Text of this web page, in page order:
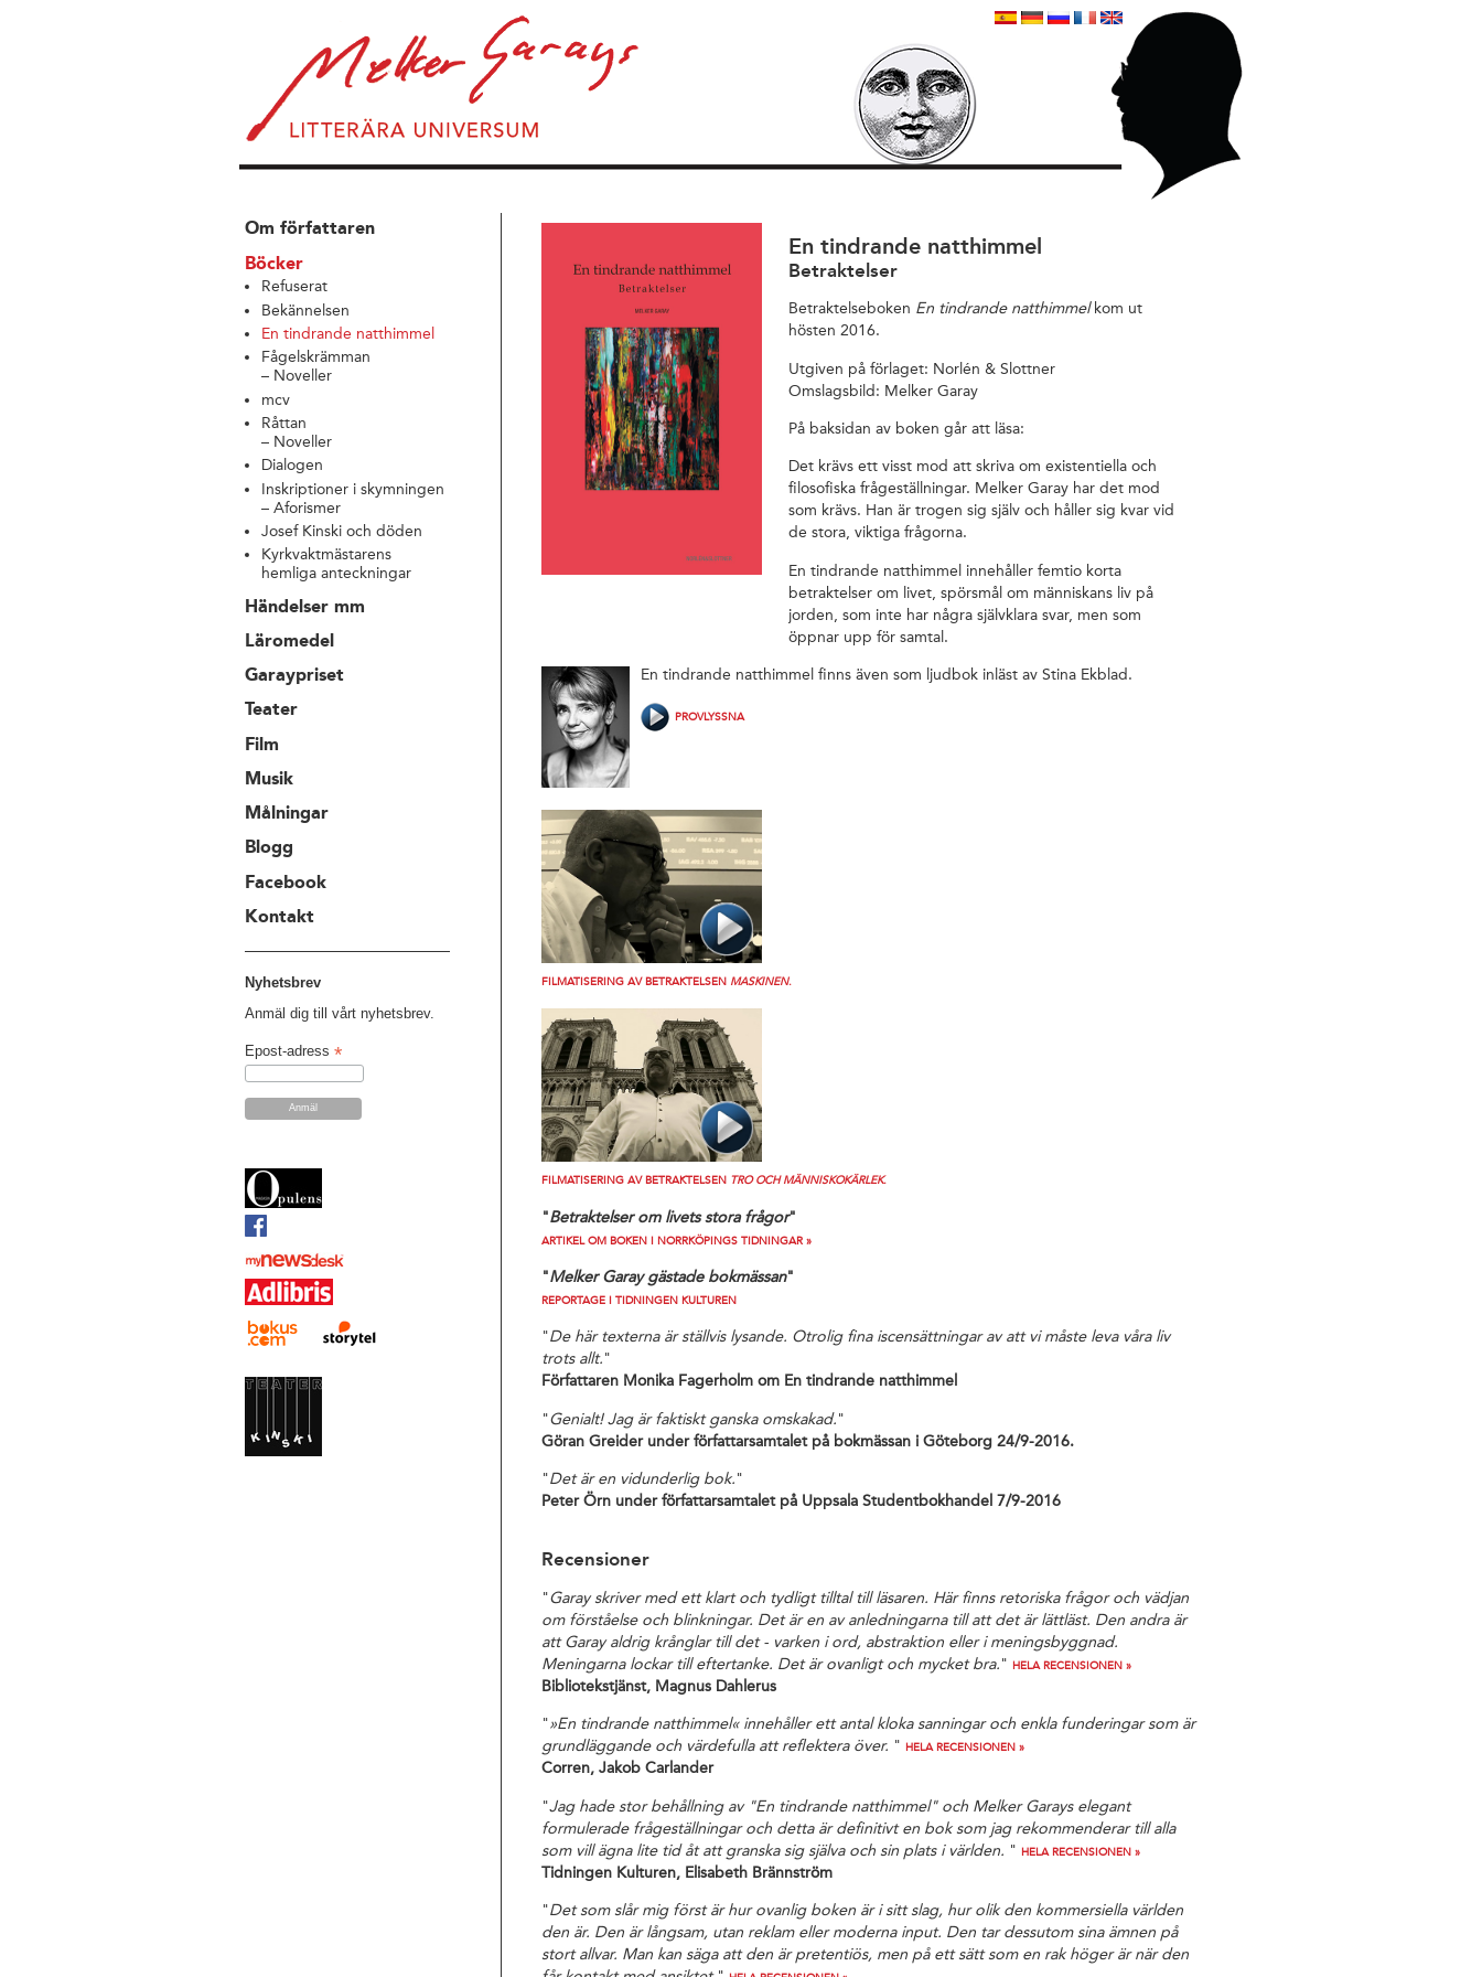
Om författaren
Böcker
Refuserat
Bekännelsen
En tindrande natthimmel
Fågelskrämman
– Noveller
mcv
Råttan
– Noveller
Dialogen
Inskriptioner i skymningen
– Aforismer
Josef Kinski och döden
Kyrkvaktmästarens
hemliga anteckningar
Händelser mm
Läromedel
Garaypriset
Teater
Film
Musik
Målningar
Blogg
Facebook
Kontakt
Nyhetsbrev
Anmäl dig till vårt nyhetsbrev.
Epost-adress *
En tindrande natthimmel
Betraktelser
Betraktelseboken En tindrande natthimmelkom ut
hösten 2016.
Utgiven på förlaget: Norlén & Slottner
Omslagsbild: Melker Garay
På baksidan av boken går att läsa:
Det krävs ett visst mod att skriva om existentiella och
filosofiska frågeställningar. Melker Garay har det mod
som krävs. Han är trogen sig själv och håller sig kvar vid
de stora, viktiga frågorna.
En tindrande natthimmel innehåller femtio korta
betraktelser om livet, spörsmål om människans liv på
jorden, som inte har några självklara svar, men som
öppnar upp för samtal.
En tindrande natthimmel finns även som ljudbok inläst av Stina Ekblad.
PROVLYSSNA
FILMATISERING AV BETRAKTELSEN MASKINEN.
FILMATISERING AV BETRAKTELSEN TRO OCH MÄNNISKOKÄRLEK.
"Betraktelser om livets stora frågor"
ARTIKEL OM BOKEN I NORRKÖPINGS TIDNINGAR »
"Melker Garay gästade bokmässan"
REPORTAGE I TIDNINGEN KULTUREN
"De här texterna är ställvis lysande. Otrolig fina iscensättningar av att vi måste leva våra liv
trots allt."
Författaren Monika Fagerholm om En tindrande natthimmel
"Genialt! Jag är faktiskt ganska omskakad."
Göran Greider under författarsamtalet på bokmässan i Göteborg 24/9-2016.
"Det är en vidunderlig bok."
Peter Örn under författarsamtalet på Uppsala Studentbokhandel 7/9-2016
Recensioner
"Garay skriver med ett klart och tydligt tilltal till läsaren. Här finns retoriska frågor och vädjan
om förståelse och blinkningar. Det är en av anledningarna till att det är lättläst. Den andra är
att Garay aldrig krånglar till det - varken i ord, abstraktion eller i meningsbyggnad.
Meningarna lockar till eftertanke. Det är ovanligt och mycket bra." HELA RECENSIONEN »
Bibliotekstjänst, Magnus Dahlerus
"»En tindrande natthimmel« innehåller ett antal kloka sanningar och enkla funderingar som är
grundläggande och värdefulla att reflektera över. " HELA RECENSIONEN »
Corren, Jakob Carlander
"Jag hade stor behållning av "En tindrande natthimmel" och Melker Garays elegant
formulerade frågeställningar och detta är definitivt en bok som jag rekommenderar till alla
som vill ägna lite tid åt att granska sig själva och sin plats i världen. " HELA RECENSIONEN »
Tidningen Kulturen, Elisabeth Brännström
"Det som slår mig först är hur ovanlig boken är i sitt slag, hur olik den kommersiella världen
den är. Den är långsam, utan reklam eller moderna input. Den tar dessutom sina ämnen på
stort allvar. Man kan säga att den är pretentiös, men på ett sätt som en rak höger är när den